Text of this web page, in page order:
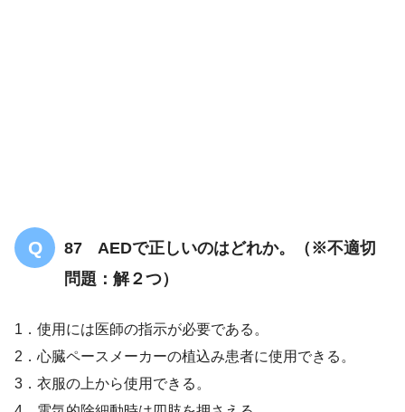
87 AEDで正しいのはどれか。（※不適切
問題：解２つ）
1．使用には医師の指示が必要である。
2．心臓ペースメーカーの植込み患者に使用できる。
3．衣服の上から使用できる。